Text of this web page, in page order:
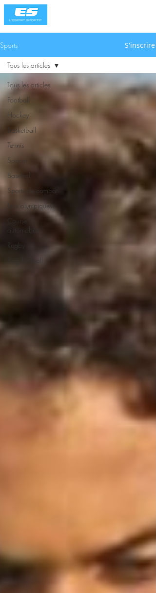
Sports S'inscrire
Tous les articles
Football
Hockey
Basketball
Tennis
Soccer
Baseball
Sports de combat
Jeux olympiques
Course
automobile
Rugby
Flag football
Tous les articles